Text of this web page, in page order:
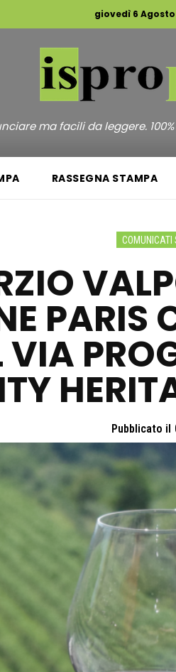
giovedì 6 Agosto
ma facili da leggere.
RASSEGNA STAMPA
COMUNICATI
PARIS
VIA
Pubblicato il